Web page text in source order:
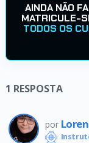
AINDA NÃO
MATRICULE-
TODOS OS
1 RESPOSTA
por